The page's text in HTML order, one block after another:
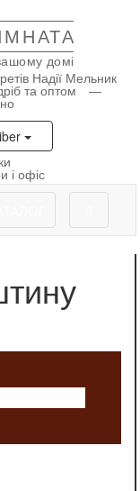
домі
Надії Мельник
та оптом —
і офіс